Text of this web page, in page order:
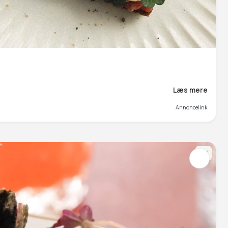
Læs mere
Annoncelink
NY